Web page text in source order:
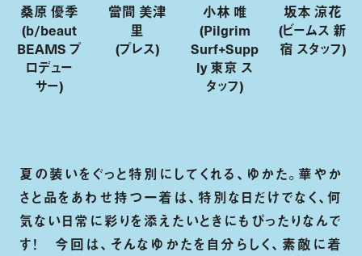
桑原 優季
(b/beaut
BEAMS プ
ロデュー
サー)
當間 美津
里
(プレス)
小林 唯
(Pilgrim
Surf+Supp
ly 東京 ス
タッフ)
坂本 涼花
(ビームス 新
宿 スタッフ)
夏の装いをぐっと特別にしてくれる、ゆかた。華やか
さと品をあわせ持つ一着は、特別な日だけでなく、何
気ない日常に彩りを添えたいときにもぴったりなんで
す！ 今回は、そんなゆかたを自分らしく、素敵に着